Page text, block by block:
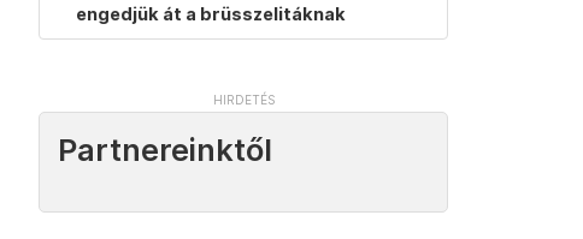
engedjük át a brüsszelitáknak
Partnereinktől